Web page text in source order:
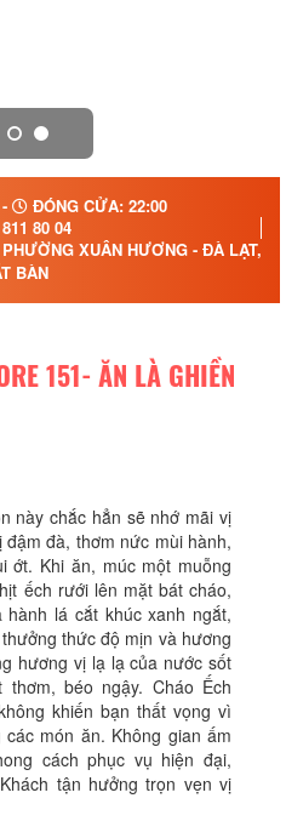
ĐÓNG CỬA: 22:00
80 04
XUÂN HƯƠNG - ĐÀ LẠT,
BÀN
151- ĂN LÀ GHIỀN
này chắc hẳn sẽ nhớ mãi vị
đà, thơm nức mùi hành,
ớt. Khi ăn, múc một muỗng
ếch rưới lên mặt bát cháo,
lá cắt khúc xanh ngắt,
thức độ mịn và hương
hương vị lạ lạ của nước sốt
béo ngậy. Cháo Ếch
khiến bạn thất vọng vì
món ăn. Không gian ấm
cách phục vụ hiện đại,
tận hưởng trọn vẹn vị